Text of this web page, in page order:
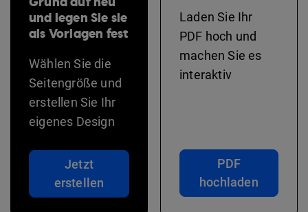
und legen Sie sie
als Vorlagen fest
Wählen Sie die
Seitengröße und
erstellen Sie Ihr
eigenes Design
Jetzt
erstellen
Laden Sie Ihr
PDF hoch und
machen Sie es
interaktiv
PDF
hochladen